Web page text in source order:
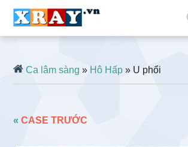
Ca lâm sàng » Hô Hấp » U phổi
«CASE TRƯỚC